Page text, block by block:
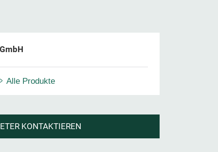
Alle Produkte
KONTAKTIEREN